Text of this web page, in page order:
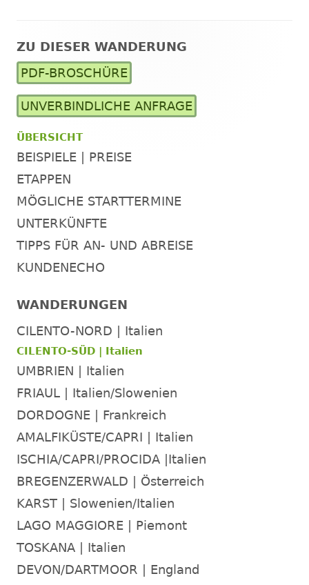
Haupt-
Seitenleiste
ZU DIESER WANDERUNG
PDF-BROSCHÜRE
UNVERBINDLICHE ANFRAGE
ÜBERSICHT
BEISPIELE | PREISE
ETAPPEN
MÖGLICHE STARTTERMINE
UNTERKÜNFTE
TIPPS FÜR AN- UND ABREISE
KUNDENECHO
WANDERUNGEN
CILENTO-NORD | Italien
CILENTO-SÜD | Italien
UMBRIEN | Italien
FRIAUL | Italien/Slowenien
DORDOGNE | Frankreich
AMALFIKÜSTE/CAPRI | Italien
ISCHIA/CAPRI/PROCIDA |Italien
BREGENZERWALD | Österreich
KARST | Slowenien/Italien
LAGO MAGGIORE | Piemont
TOSKANA | Italien
DEVON/DARTMOOR | England